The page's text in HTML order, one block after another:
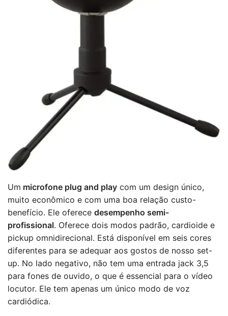
Um microfone plug and play com um design único,
muito econômico e com uma boa relação custo-
benefício. Ele oferece desempenho semi-
profissional. Oferece dois modos padrão, cardioide e
pickup omnidirecional. Está disponível em seis cores
diferentes para se adequar aos gostos de nosso set-
up. No lado negativo, não tem uma entrada jack 3,5
para fones de ouvido, o que é essencial para o vídeo
locutor. Ele tem apenas um único modo de voz
cardiódica.